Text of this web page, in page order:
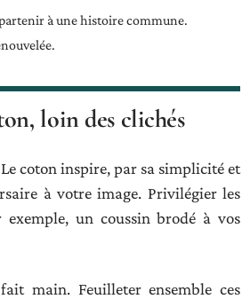
à une histoire commune.
loin des clichés
coton inspire, par sa simplicité et
à votre image. Privilégier les
un coussin brodé à vos
main. Feuilleter ensemble ces